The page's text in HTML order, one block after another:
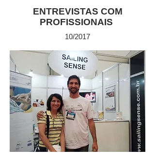
ENTREVISTAS COM
PROFISSIONAIS
10/2017